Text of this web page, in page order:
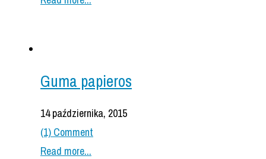
Guma papieros
14 października, 2015
(1) Comment
Read more...